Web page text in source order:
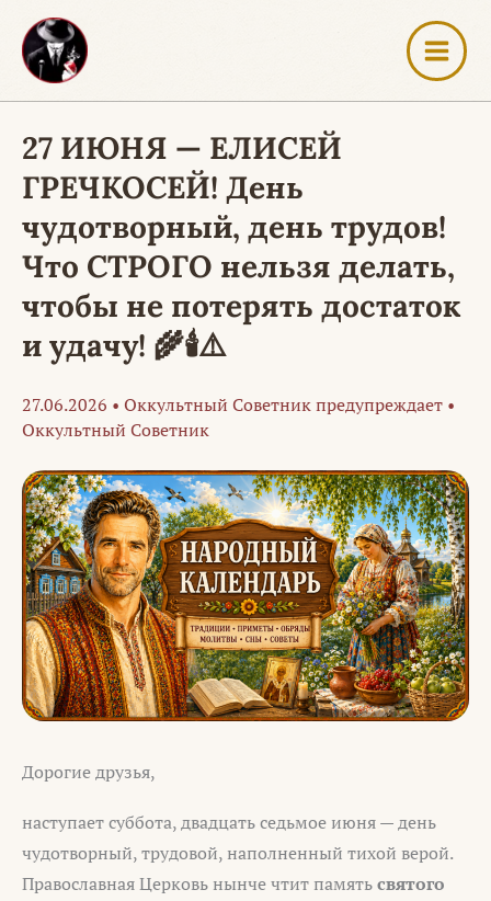
Перейти
содержимому
27 ИЮНЯ — ЕЛИСЕЙ
ГРЕЧКОСЕЙ! День
чудотворный, день трудов!
Что СТРОГО нельзя делать,
чтобы не потерять достаток
и удачу! 🌾🕯️⚠️
27.06.2026 • Оккультный Советник предупреждает •
Оккультный Советник
Дорогие друзья,
наступает суббота, двадцать седьмое июня — день
чудотворный, трудовой, наполненный тихой верой.
Православная Церковь нынче чтит памятьсвятого